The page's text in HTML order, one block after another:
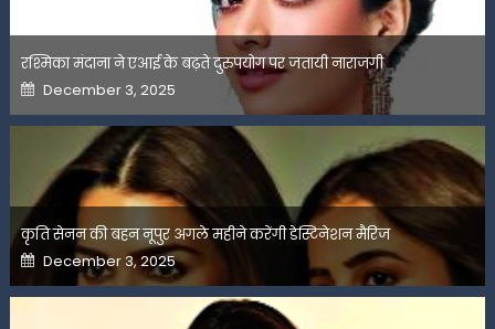
रश्मिका मंदाना ने एआई के बढ़ते दुरुपयोग पर जतायी नाराजगी
Posted
on
December 3, 2025
कृति सेनन की बहन नूपुर अगले महीने करेंगी डेस्टिनेशन मैरिज
Posted
on
December 3, 2025